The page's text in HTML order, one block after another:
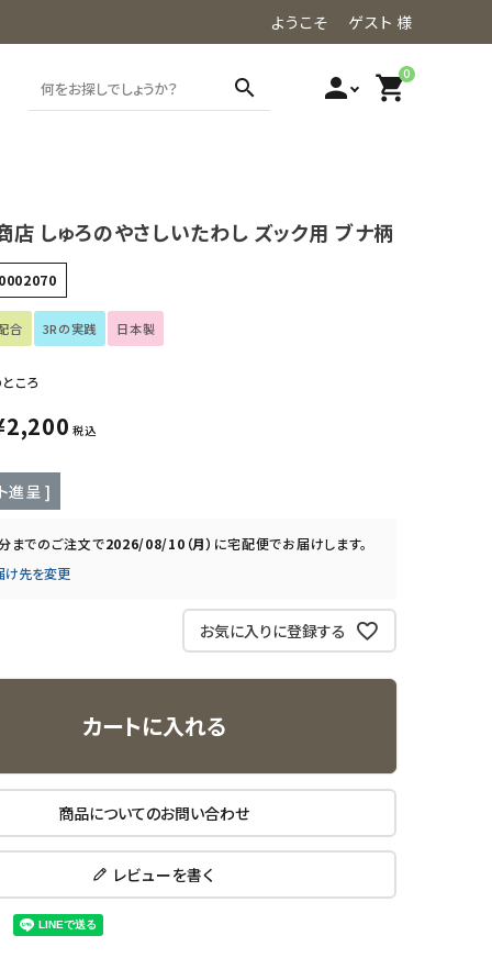
ようこそ ゲスト 様
search person 0
shopping_cart
店 しゅろのやさしいたわし ズック用 ブナ柄
合 3Rの実践 日本製
ころ
2,200 税込
進呈 ]
までのご注文で2026/08/10（月） に宅配便でお届けします。
け先を変更
お気に入りに登録する
カートに入れる
商品についてのお問い合わせ
レビューを書く